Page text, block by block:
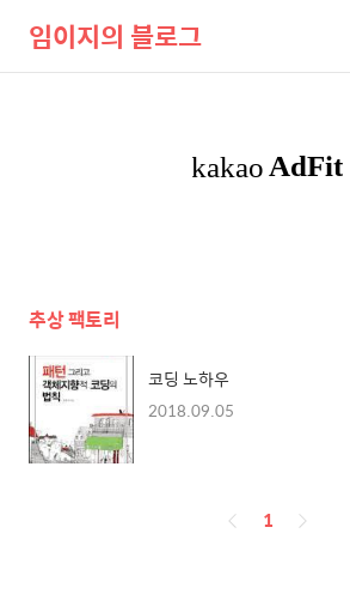
임이지의 블로그
추상 팩토리
코딩 노하우
2018.09.05
페
1